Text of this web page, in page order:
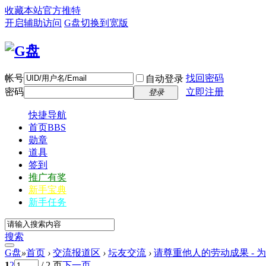
收藏本站官方推特
开启辅助访问 G盘切换到宽版
帐号 自动登录 找回密码
密码
登录 立即注册
快捷导航
首页BBS
勋章
道具
签到
推广有奖
新手宝典
新手任务
搜索
G盘»首页 › 交流报道区 › 坛友交流 › 请尊重他人的劳动成果 -